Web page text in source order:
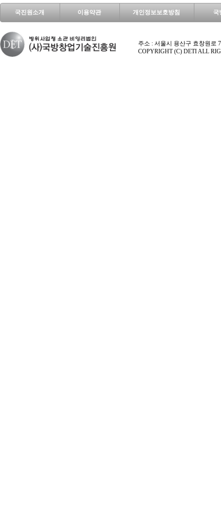
국진원소개 이용약관 개인정보보호방침 국
주소 : 서울시 용산구 효창원로
COPYRIGHT (C) DETI ALL